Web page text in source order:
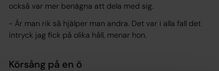
också var mer benägna att dela med sig.
- Är man rik så hjälper man andra. Det var i alla fall det
intryck jag fick på olika håll, menar hon.
Körsång på en ö